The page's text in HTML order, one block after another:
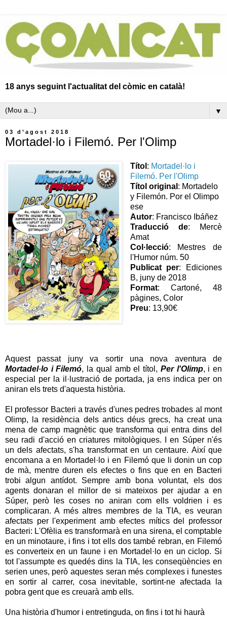
18 anys seguint l'actualitat del còmic en català!
▼
03 d’agost 2018
Mortadel·lo i Filemó. Per l'Olimp
Títol : Mortadel·lo i
Filemó. Per l'Olimp
Títol original : Mortadelo
y Filemón. Por el Olimpo
ese
Autor: Francisco Ibáñez
Traducció de: Mercè
Amat
Col·lecció: Mestres de
l'Humor núm. 50
Publicat per: Ediciones
B, juny de 2018
Format: Cartoné, 48
pàgines, Color
Preu: 13,90€
Aquest passat juny va sortir una nova aventura de
Mortadel·lo i Filemó, la qual amb el títol, Per l'Olimp, i en
especial per la il·lustració de portada, ja ens indica per on
aniran els trets d'aquesta història.
El professor Bacteri a través d'unes pedres trobades al mont
Olimp, la residència dels antics déus grecs, ha creat una
mena de camp magnètic que transforma qui entra dins del
seu radi d'acció en criatures mitològiques. I en Súper n'és
un dels afectats, s'ha transformat en un centaure. Així que
encomana a en Mortadel·lo i en Filemó que li donin un cop
de mà, mentre duren els efectes o fins que en en Bacteri
trobi algun antídot. Sempre amb bona voluntat, els dos
agents donaran el millor de si mateixos per ajudar a en
Súper, però les coses no aniran com ells voldrien i es
complicaran. A més altres membres de la TIA, es veuran
afectats per l'experiment amb efectes mítics del professor
Bacteri: L'Ofèlia es transformarà en una sirena, el comptable
en un minotaure, i fins i tot ells dos també rebran, en Filemó
es converteix en un faune i en Mortadel·lo en un ciclop. Si
tot l'assumpte es quedés dins la TIA, les conseqüències en
serien unes, però aquestes seran més complexes i funestes
en sortir al carrer, cosa inevitable, sortint-ne afectada la
pobra gent que es creuarà amb ells.
Una història d'humor i entretinguda, on fins i tot hi haurà